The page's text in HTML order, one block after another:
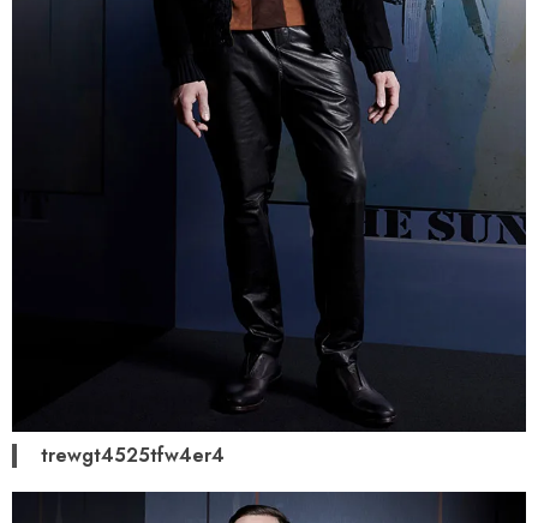
trewgt4525tfw4er4